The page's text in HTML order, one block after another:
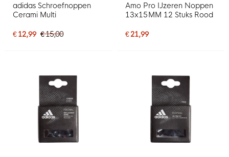
adidas Schroefnoppen
Cerami Multi
€ 12,99 € 15,00
Amo Pro IJzeren Noppen
13x15MM 12 Stuks Rood
€ 21,99